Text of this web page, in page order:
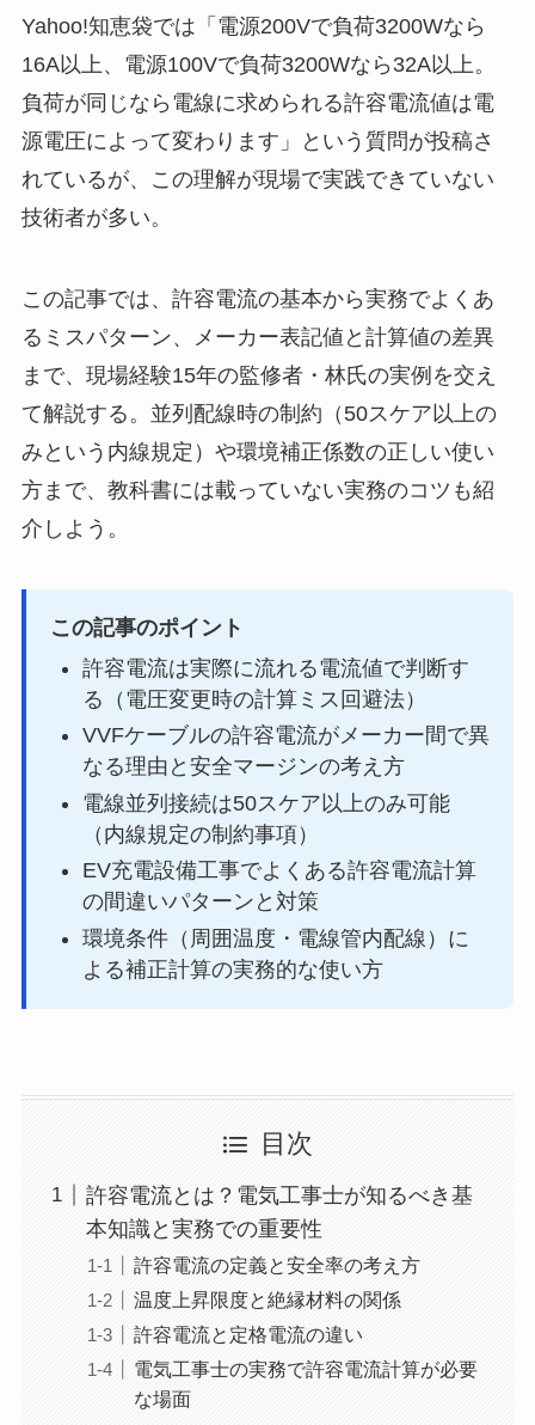
Yahoo!知恵袋では「電源200Vで負荷3200Wなら
16A以上、電源100Vで負荷3200Wなら32A以上。
負荷が同じなら電線に求められる許容電流値は電
源電圧によって変わります」という質問が投稿さ
れているが、この理解が現場で実践できていない
技術者が多い。
この記事では、許容電流の基本から実務でよくあ
るミスパターン、メーカー表記値と計算値の差異
まで、現場経験15年の監修者・林氏の実例を交え
て解説する。並列配線時の制約（50スケア以上の
みという内線規定）や環境補正係数の正しい使い
方まで、教科書には載っていない実務のコツも紹
介しよう。
この記事のポイント
許容電流は実際に流れる電流値で判断す
る（電圧変更時の計算ミス回避法）
VVFケーブルの許容電流がメーカー間で異
なる理由と安全マージンの考え方
電線並列接続は50スケア以上のみ可能
（内線規定の制約事項）
EV充電設備工事でよくある許容電流計算
の間違いパターンと対策
環境条件（周囲温度・電線管内配線）に
よる補正計算の実務的な使い方
目次
許容電流とは？電気工事士が知るべき基
本知識と実務での重要性
許容電流の定義と安全率の考え方
温度上昇限度と絶縁材料の関係
許容電流と定格電流の違い
電気工事士の実務で許容電流計算が必要
な場面